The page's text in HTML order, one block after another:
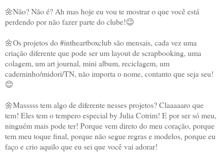
🌼Não? Não é? Ah mas hoje eu vou te mostrar o que você está
perdendo por não fazer parte do clube!😉
🌼Os projetos do #intheartboxclub são mensais, cada vez uma
criação diferente que pode ser um layout de scrapbooking, uma
colagem, um art journal, mini album, reciclagem, um
caderninho/midori/TN, não importa o nome, contanto que seja seu!
😊
🌼Masssss tem algo de diferente nesses projetos? Claaaaaro que
tem! Eles tem o tempero especial by Julia Cotrim! E por ser só meu,
ninguém mais pode ter! Porque vem direto do meu coração, porque
tem meu toque final, porque não segue regras e modelos, porque eu
faço e crio aquilo que eu sei que você vai adorar!